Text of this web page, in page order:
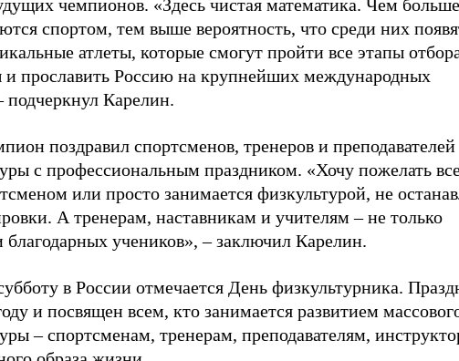
чемпионов. «Здесь чистая математика. Чем
спортом, тем выше вероятность, что среди них
атлеты, которые смогут пройти все этапы
и прославить Россию на крупнейших международных
подчеркнул Карелин.
поздравил спортсменов, тренеров и преподавателей
с профессиональным праздником. «Хочу пожелать
или просто занимается физкультурой, не
А тренерам, наставникам и учителям – не только
благодарных учеников», – заключил Карелин.
в России отмечается День физкультурника.
и посвящен всем, кто занимается развитием
– спортсменам, тренерам, преподавателям,